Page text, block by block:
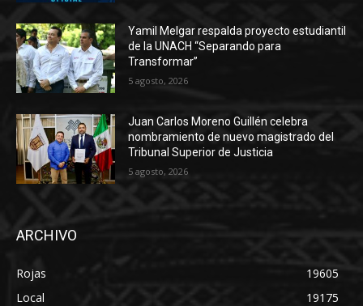
Yamil Melgar respalda proyecto estudiantil
de la UNACH “Separando para
Transformar”
5 agosto, 2026
Juan Carlos Moreno Guillén celebra
nombramiento de nuevo magistrado del
Tribunal Superior de Justicia
5 agosto, 2026
ARCHIVO
Rojas
19605
Local
19175